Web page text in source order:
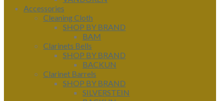
Accessories
Cleaning Cloth
SHOP BY BRAND
BAM
Clarinets Bells
SHOP BY BRAND
BACKUN
Clarinet Barrels
SHOP BY BRAND
SILVERSTEIN